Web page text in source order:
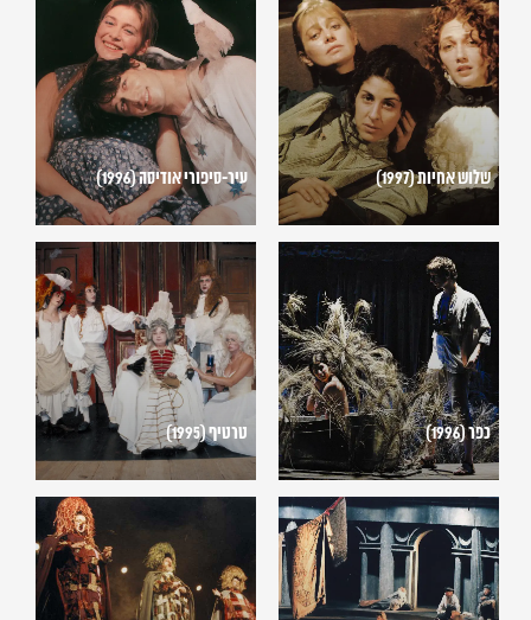
אחיות
(1997)
שלוש אחיות (1997)
אודיסה
(1996)
עיר-סיפורי אודיסה (1996)
כפר (1996)
טרטיף
טרטיף (1995)
בשפל
(1994)